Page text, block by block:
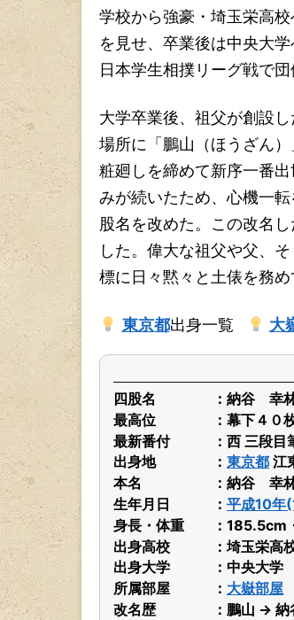
学校から強豪・埼玉栄高
を見せ、卒業後は中央大
日本学生相撲リーグ戦で
大学卒業後、祖父が創設
場所に「鵬山（ほうざん
粧廻しを締めて新序一番
みが続いたため、心機一
股名を改めた。この改名
した。偉大な祖父や父、
標に日々黙々と土俵を務め
東京都出身一覧 大
四股名
納谷 幸
最高位
幕下４０
最新番付
西 三段目
出身地
東京都 江
本名
納谷 幸
生年月日
平成10年
身長・体重
185.5cm
出身高校
埼玉栄高
出身大学
中央大学
所属部屋
大嶽部屋
改名歴
鵬山 → 納